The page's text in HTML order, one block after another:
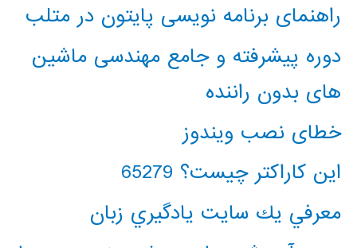
راهنمای برنامه نویسی پایتون در متلب
دوره پیشرفته و جامع مهندسی ماشین
های بدون راننده
خطای نصب ویندوز
این کاراکتر چیست؟ 65279
معرفي يك سايت يادگيري زبان